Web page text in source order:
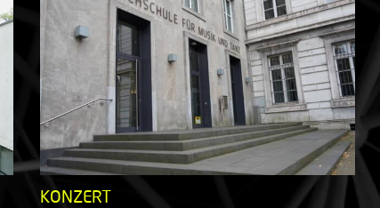
KONZERT